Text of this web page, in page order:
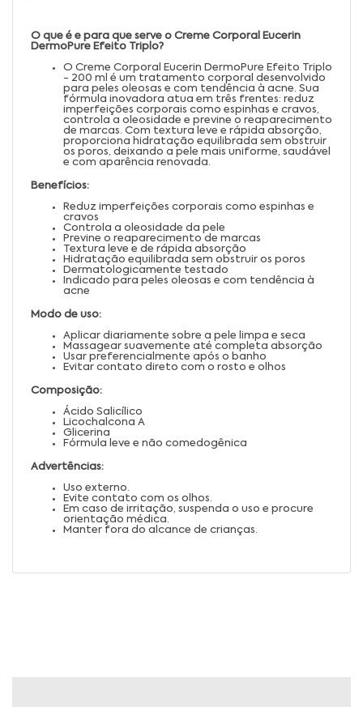
O que é e para que serve o Creme Corporal Eucerin
DermoPure Efeito Triplo?
O Creme Corporal Eucerin DermoPure Efeito Triplo
- 200 ml é um tratamento corporal desenvolvido
para peles oleosas e com tendência à acne. Sua
fórmula inovadora atua em três frentes: reduz
imperfeições corporais como espinhas e cravos,
controla a oleosidade e previne o reaparecimento
de marcas. Com textura leve e rápida absorção,
proporciona hidratação equilibrada sem obstruir
os poros, deixando a pele mais uniforme, saudável
e com aparência renovada.
Benefícios:
Reduz imperfeições corporais como espinhas e
cravos
Controla a oleosidade da pele
Previne o reaparecimento de marcas
Textura leve e de rápida absorção
Hidratação equilibrada sem obstruir os poros
Dermatologicamente testado
Indicado para peles oleosas e com tendência à
acne
Modo de uso:
Aplicar diariamente sobre a pele limpa e seca
Massagear suavemente até completa absorção
Usar preferencialmente após o banho
Evitar contato direto com o rosto e olhos
Composição:
Ácido Salicílico
Licochalcona A
Glicerina
Fórmula leve e não comedogênica
Advertências:
Uso externo.
Evite contato com os olhos.
Em caso de irritação, suspenda o uso e procure
orientação médica.
Manter fora do alcance de crianças.